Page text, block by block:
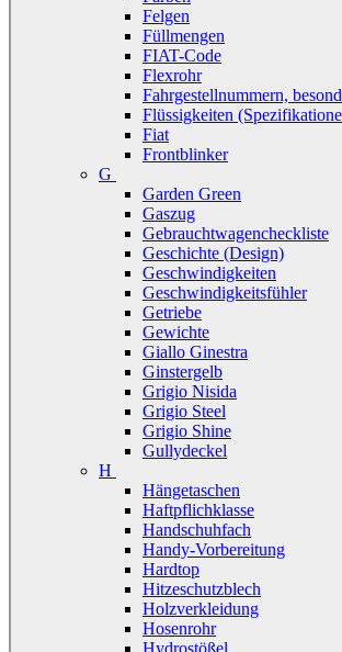
Felgen
Füllmengen
FIAT-Code
Flexrohr
Fahrgestellnummern,
Flüssigkeiten
Fiat
Frontblinker
G
Garden Green
Gaszug
Gebrauchtwagencheckliste
Geschichte (Design)
Geschwindigkeiten
Geschwindigkeitsfühler
Getriebe
Gewichte
Giallo Ginestra
Ginstergelb
Grigio Nisida
Grigio Steel
Grigio Shine
Gullydeckel
H
Hängetaschen
Haftpflichklasse
Handschuhfach
Handy-Vorbereitung
Hardtop
Hitzeschutzblech
Holzverkleidung
Hosenrohr
Hydrostößel